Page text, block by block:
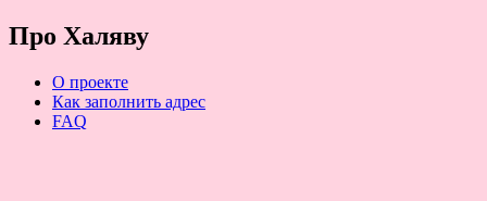
Про Халяву
О проекте
Как заполнить адрес
FAQ